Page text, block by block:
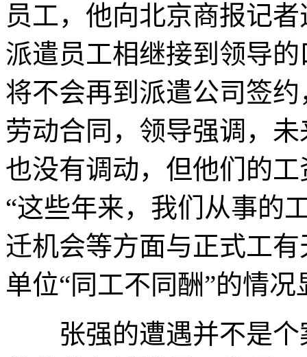
员工，他向北京商报记
派遣员工相继接到领导
将不会再到派遣公司签
劳动合同，领导强调，
也没有调动，但他们的
“这些年来，我们从事的
迁机会等方面与正式工
单位“同工不同酬”的情
张强的遭遇并不是个